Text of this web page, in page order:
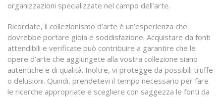
organizzazioni specializzate nel campo dell’arte.
Ricordate, il collezionismo d’arte è un’esperienza che
dovrebbe portare gioia e soddisfazione. Acquistare da fonti
attendibili e verificate può contribuire a garantire che le
opere d’arte che aggiungete alla vostra collezione siano
autentiche e di qualità. Inoltre, vi protegge da possibili truffe
o delusioni. Quindi, prendetevi il tempo necessario per fare
le ricerche appropriate e scegliere con saggezza le fonti da